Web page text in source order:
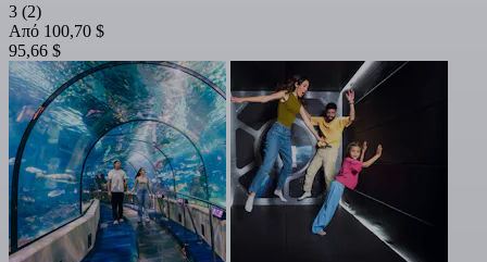
3 (2)
Από 100,70 $
95,66 $